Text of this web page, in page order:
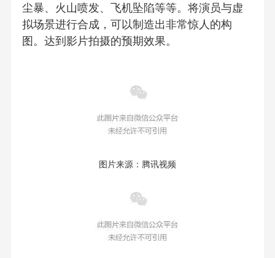
尘暴、火山喷发、飞机坠陷等等。将演员与虚
拟场景进行合成，可以制造出非常惊人的构
图。达到影片拍摄的预期效果。
图片来源：腾讯视频